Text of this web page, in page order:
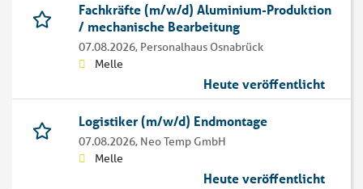
Fachkräfte (m/w/d) Aluminium-Produktion
/ mechanische Bearbeitung
07.08.2026, Personalhaus Osnabrück
Melle
Heute veröffentlicht
Logistiker (m/w/d) Endmontage
07.08.2026, Neo Temp GmbH
Melle
Heute veröffentlicht